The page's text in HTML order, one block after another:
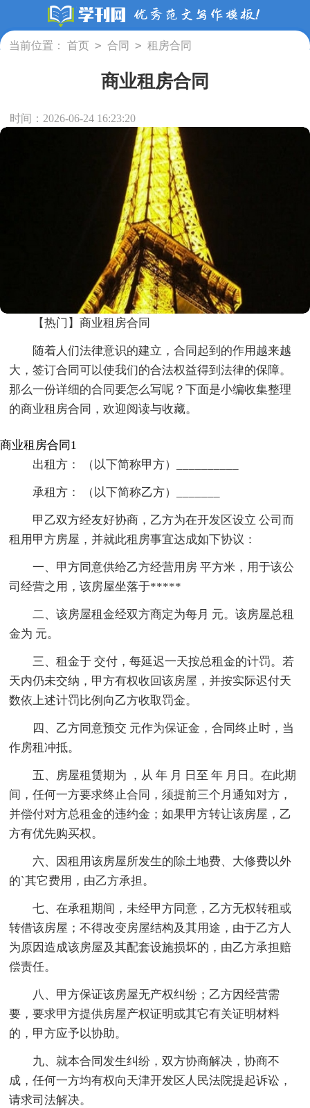
当前位置： 首页 > 合同 > 租房合同
商业租房合同
时间：2026-06-24 16:23:20
【热门】商业租房合同
随着人们法律意识的建立，合同起到的作用越来越
大，签订合同可以使我们的合法权益得到法律的保障。
那么一份详细的合同要怎么写呢？下面是小编收集整理
的商业租房合同，欢迎阅读与收藏。
商业租房合同1
出租方： （以下简称甲方）__________
承租方： （以下简称乙方）_______
甲乙双方经友好协商，乙方为在开发区设立 公司而
租用甲方房屋，并就此租房事宜达成如下协议：
一、甲方同意供给乙方经营用房 平方米，用于该公
司经营之用，该房屋坐落于*****
二、该房屋租金经双方商定为每月 元。该房屋总租
金为 元。
三、租金于 交付，每延迟一天按总租金的计罚。若
天内仍未交纳，甲方有权收回该房屋，并按实际迟付天
数依上述计罚比例向乙方收取罚金。
四、乙方同意预交 元作为保证金，合同终止时，当
作房租冲抵。
五、房屋租赁期为 ，从 年 月 日至 年 月日。在此期
间，任何一方要求终止合同，须提前三个月通知对方，
并偿付对方总租金的违约金；如果甲方转让该房屋，乙
方有优先购买权。
六、因租用该房屋所发生的除土地费、大修费以外
的`其它费用，由乙方承担。
七、在承租期间，未经甲方同意，乙方无权转租或
转借该房屋；不得改变房屋结构及其用途，由于乙方人
为原因造成该房屋及其配套设施损坏的，由乙方承担赔
偿责任。
八、甲方保证该房屋无产权纠纷；乙方因经营需
要，要求甲方提供房屋产权证明或其它有关证明材料
的，甲方应予以协助。
九、就本合同发生纠纷，双方协商解决，协商不
成，任何一方均有权向天津开发区人民法院提起诉讼，
请求司法解决。